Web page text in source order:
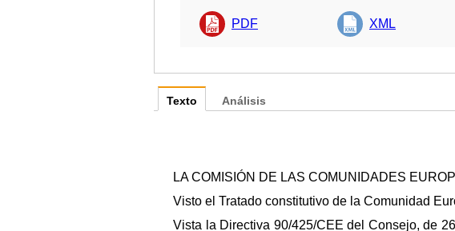
PDF XML
Texto
LA COMISIÓN DE LAS COMUNIDADES
Visto el Tratado constitutivo de la Comunidad
Vista la Directiva 90/425/CEE del Consejo, de
Análisis